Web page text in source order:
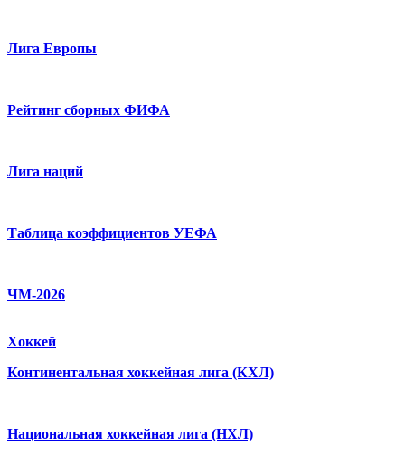
Лига Европы
Рейтинг сборных ФИФА
Лига наций
Таблица коэффициентов УЕФА
ЧМ-2026
Хоккей
Континентальная хоккейная лига (КХЛ)
Национальная хоккейная лига (НХЛ)